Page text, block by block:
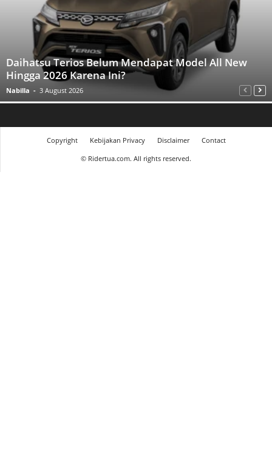
Daihatsu Terios Belum Mendapat Model All New
Hingga 2026 Karena Ini?
Nabilla - 3 August 2026
Copyright Kebijakan Privacy Disclaimer
Contact
© Ridertua.com. All rights reserved.